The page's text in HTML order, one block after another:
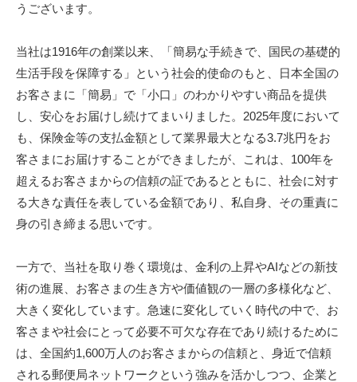
うございます。
当社は1916年の創業以来、「簡易な手続きで、国民の基礎的
生活手段を保障する」という社会的使命のもと、日本全国の
お客さまに「簡易」で「小口」のわかりやすい商品を提供
し、安心をお届けし続けてまいりました。2025年度において
も、保険金等の支払金額として業界最大となる3.7兆円をお
客さまにお届けすることができましたが、これは、100年を
超えるお客さまからの信頼の証であるとともに、社会に対す
る大きな責任を表している金額であり、私自身、その重責に
身の引き締まる思いです。
一方で、当社を取り巻く環境は、金利の上昇やAIなどの新技
術の進展、お客さまの生き方や価値観の一層の多様化など、
大きく変化しています。急速に変化していく時代の中で、お
客さまや社会にとって必要不可欠な存在であり続けるために
は、全国約1,600万人のお客さまからの信頼と、身近で信頼
される郵便局ネットワークという強みを活かしつつ、企業と